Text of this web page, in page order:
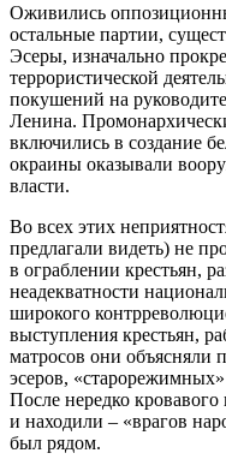
Оживились
остальные партии,
Эсеры, изначально
террористической
покушений на
Ленина.
включились в создание
окраины оказывали
власти.
Во всех этих
предлагали видеть) не
в ограблении крестьян,
неадекватности
широкого
выступления крестьян,
матросов они объясняли
эсеров,
После нередко
и находили – «врагов
был рядом.